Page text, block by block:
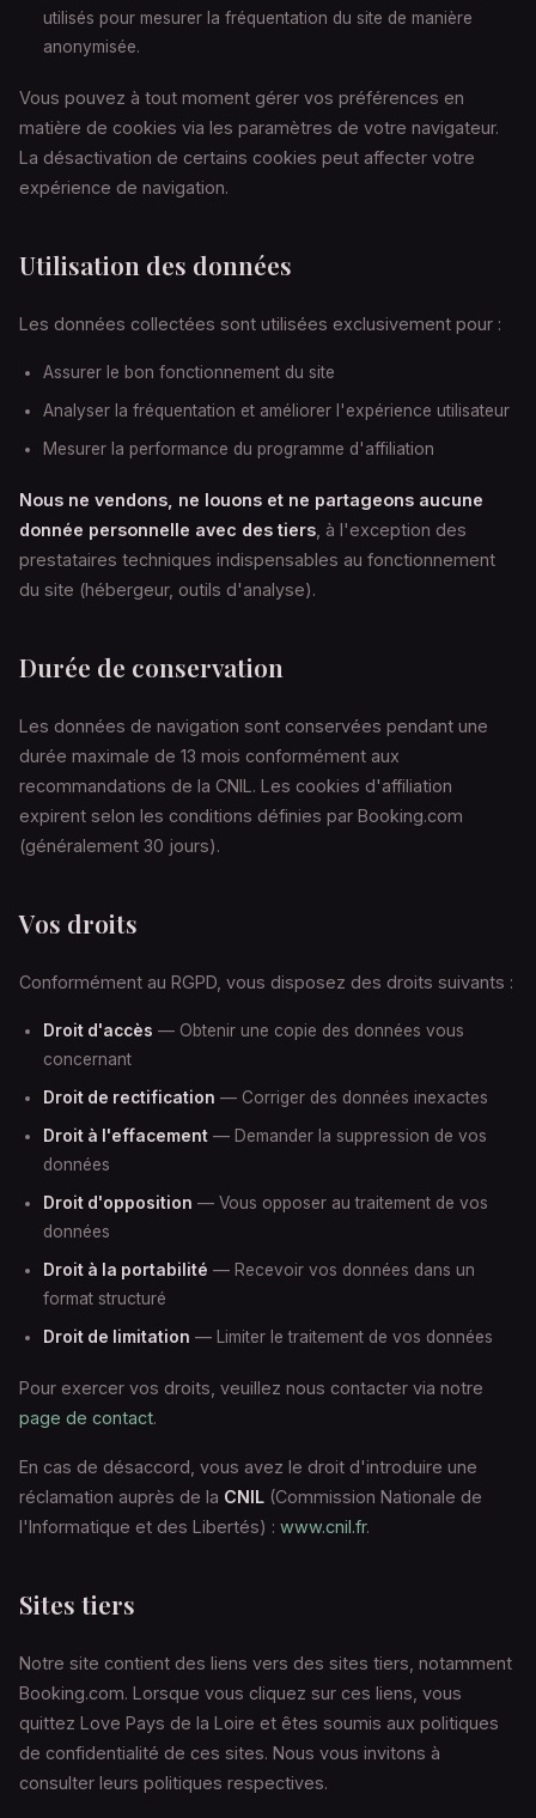
utilisés pour mesurer la fréquentation du site de manière
anonymisée.
Vous pouvez à tout moment gérer vos préférences en
matière de cookies via les paramètres de votre navigateur.
La désactivation de certains cookies peut affecter votre
expérience de navigation.
Utilisation des données
Les données collectées sont utilisées exclusivement pour :
Assurer le bon fonctionnement du site
Analyser la fréquentation et améliorer l'expérience utilisateur
Mesurer la performance du programme d'affiliation
Nous ne vendons, ne louons et ne partageons aucune
donnée personnelle avec des tiers , à l'exception des
prestataires techniques indispensables au fonctionnement
du site (hébergeur, outils d'analyse).
Durée de conservation
Les données de navigation sont conservées pendant une
durée maximale de 13 mois conformément aux
recommandations de la CNIL. Les cookies d'affiliation
expirent selon les conditions définies par Booking.com
(généralement 30 jours).
Vos droits
Conformément au RGPD, vous disposez des droits suivants :
Droit d'accès — Obtenir une copie des données vous
concernant
Droit de rectification — Corriger des données inexactes
Droit à l'effacement — Demander la suppression de vos
données
Droit d'opposition — Vous opposer au traitement de vos
données
Droit à la portabilité — Recevoir vos données dans un
format structuré
Droit de limitation — Limiter le traitement de vos données
Pour exercer vos droits, veuillez nous contacter via notre
page de contact.
En cas de désaccord, vous avez le droit d'introduire une
réclamation auprès de la CNIL (Commission Nationale de
l'Informatique et des Libertés) : www.cnil.fr.
Sites tiers
Notre site contient des liens vers des sites tiers, notamment
Booking.com. Lorsque vous cliquez sur ces liens, vous
quittez Love Pays de la Loire et êtes soumis aux politiques
de confidentialité de ces sites. Nous vous invitons à
consulter leurs politiques respectives.